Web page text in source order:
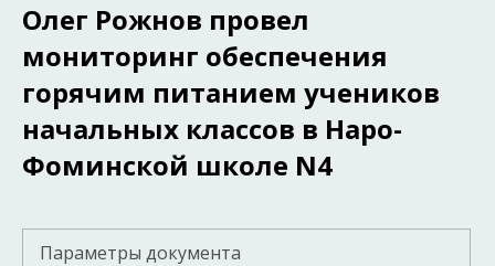
Олег Рожнов провел
мониторинг обеспечения
горячим питанием учеников
начальных классов в Наро-
Фоминской школе N4
Параметры документа